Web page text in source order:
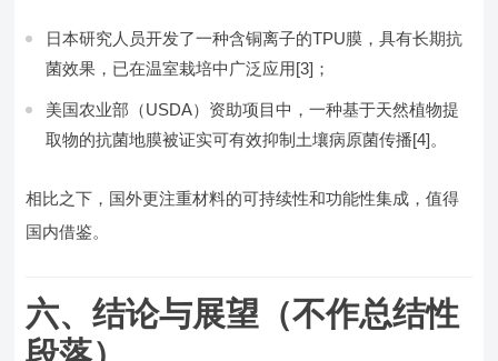
日本研究人员开发了一种含铜离子的TPU膜，具有长期抗
菌效果，已在温室栽培中广泛应用[3]；
美国农业部（USDA）资助项目中，一种基于天然植物提
取物的抗菌地膜被证实可有效抑制土壤病原菌传播[4]。
相比之下，国外更注重材料的可持续性和功能性集成，值得
国内借鉴。
六、结论与展望（不作总结性